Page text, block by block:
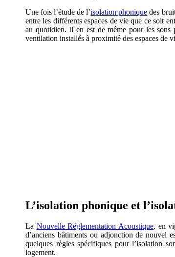
Une fois l’étude de l’isolation phonique des
entre les différents espaces de vie que ce soit
au quotidien. Il en est de même pour les sons
ventilation installés à proximité des espaces de
L’isolation phonique et
La Nouvelle Réglementation Acoustique, en
d’anciens bâtiments ou adjonction de nouvel
quelques règles spécifiques pour l’isolation
logement.